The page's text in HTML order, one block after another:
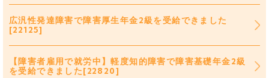
広汎性発達障害で障害厚生年金2級を受給できました
[22125]
【障害者雇用で就労中】軽度知的障害で障害基礎年金2級
を受給できました[22820]